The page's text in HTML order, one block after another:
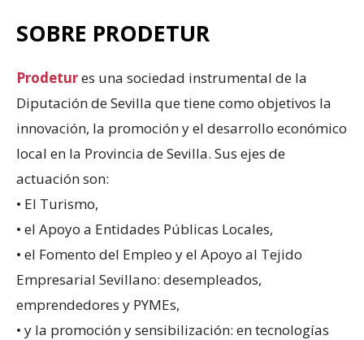
SOBRE PRODETUR
Prodetures una sociedad instrumental de la
Diputación de Sevilla que tiene como objetivos la
innovación, la promoción y el desarrollo económico
local en la Provincia de Sevilla. Sus ejes de
actuación son:
• El Turismo,
• el Apoyo a Entidades Públicas Locales,
• el Fomento del Empleo y el Apoyo al Tejido
Empresarial Sevillano: desempleados,
emprendedores y PYMEs,
• y la promoción y sensibilización: en tecnologías